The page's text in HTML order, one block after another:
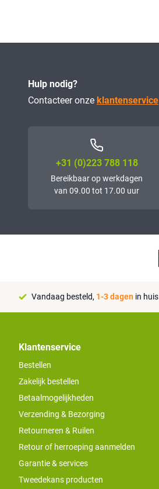
Hulp nodig?
Contacteer onze klantenservice
+31 (0)223 788 118
Bereikbaar op werkdagen
van 09.00 tot 17.00 uur
Vandaag besteld, 1-3 dagen in huis
Klantenservice
Bestellen
Zakelijk bestellen
Betaalmogelijkheden
Verzending & Bezorging
Retourneren & Ruilen
Retour of herroeping aanmelden
Garantie & services
Tweedekans producten